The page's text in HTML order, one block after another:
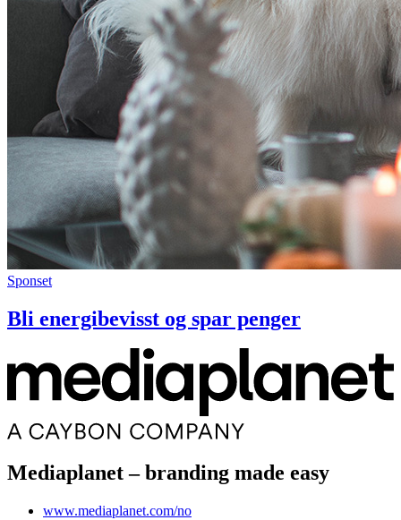
Sponset
Bli energibevisst og spar penger
Mediaplanet – branding made easy
www.mediaplanet.com/no